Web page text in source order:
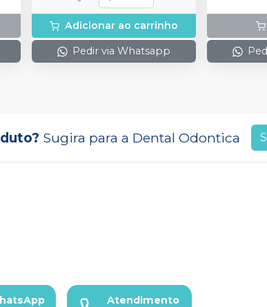
Adicionar ao carrinho
Pedir via Whatsapp
Sugira para a Dental Odontica
Atendimento